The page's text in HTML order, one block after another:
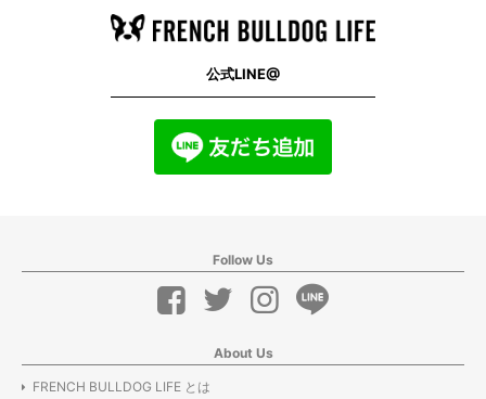
公式LINE@
Follow Us
About Us
FRENCH BULLDOG LIFE とは